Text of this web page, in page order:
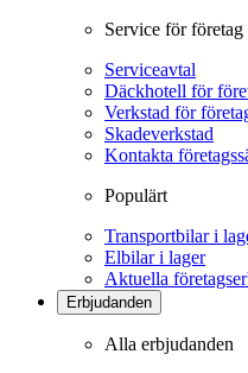
Service för företag
Serviceavtal
Däckhotell för
Verkstad för
Skadeverkstad
Kontakta
Populärt
Transportbilar i
Elbilar i lager
Aktuella
Erbjudanden
Alla erbjudanden